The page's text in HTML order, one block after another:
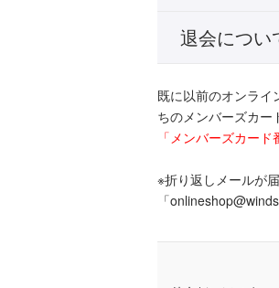
退会につい
既に以前のオンラ
ちのメンバーズカー
「メンバーズカー
※折り返しメールが
「